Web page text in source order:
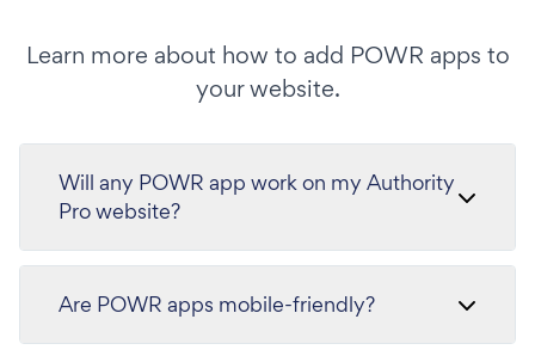
Learn more about how to add POWR apps to
your website.
Will any POWR app work on my Authority
Pro website?
Are POWR apps mobile-friendly?